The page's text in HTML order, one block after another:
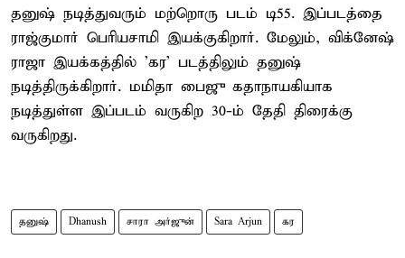
தனுஷ் நடித்துவரும் மற்றொரு படம் டி55. இப்படத்தை
ராஜ்குமார் பெரியசாமி இயக்குகிறார். மேலும், விக்னேஷ்
ராஜா இயக்கத்தில் ’கர’ படத்திலும் தனுஷ்
நடித்திருக்கிறார். மமிதா பைஜு கதாநாயகியாக
நடித்துள்ள இப்படம் வருகிற 30-ம் தேதி திரைக்கு
வருகிறது.
தனுஷ் Dhanush சாரா அர்ஜுன் Sara Arjun கர